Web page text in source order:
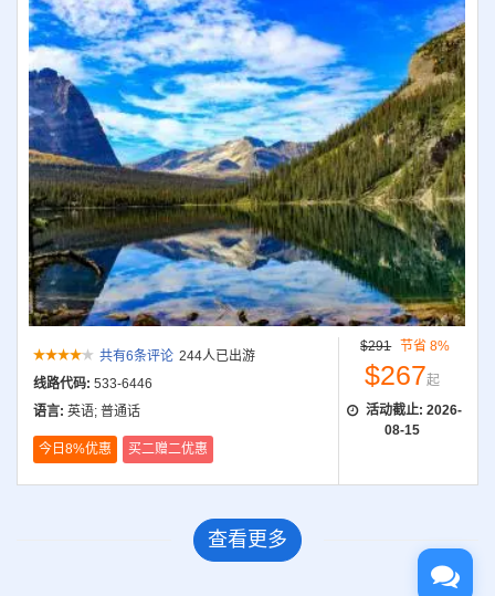
共有6条评论 244人已出游
线路代码: 533-6446
语言: 英语; 普通话
今日8%优惠 买二赠二优惠
$291 节省 8%
$267起
活动截止: 2026-
08-15
查看更多